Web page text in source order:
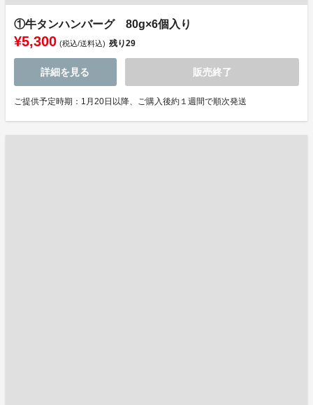
①牛タンハンバーグ 80g×6個入り
¥5,300 (税込/送料込) 残り29
詳細を見る 販売終了
ご提供予定時期：1月20日以降、ご購入後約１週間で順次発送